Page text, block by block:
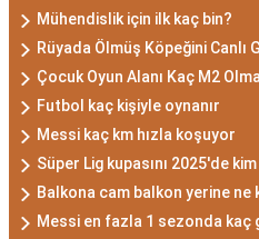
Mühendislik için ilk kaç bin?
Rüyada Ölmüş Köpeğini Canlı
Çocuk Oyun Alanı Kaç M2
Futbol kaç kişiyle oynanır
Messi kaç km hızla koşuyor
Süper Lig kupasını 2025'de
Balkona cam balkon yerine ne
Messi en fazla 1 sezonda kaç